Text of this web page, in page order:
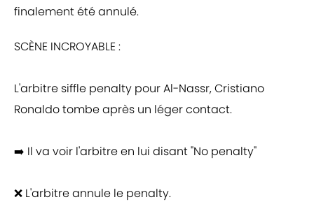
finalement été annulé.
SCÈNE INCROYABLE :
L'arbitre siffle penalty pour Al-Nassr, Cristiano
Ronaldo tombe après un léger contact.
➡️ Il va voir l'arbitre en lui disant "No penalty"
❌ L'arbitre annule le penalty.